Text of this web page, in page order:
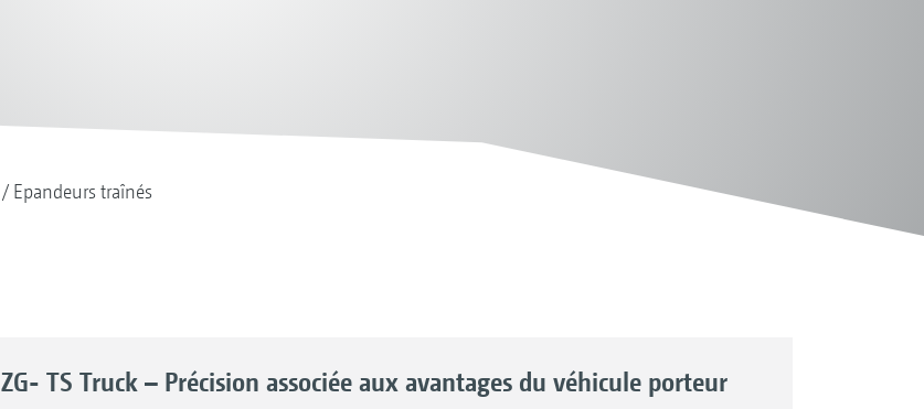
Epandeurs traînés
ZG- TS Truck – Précision associée aux avantages du véhicule porteur